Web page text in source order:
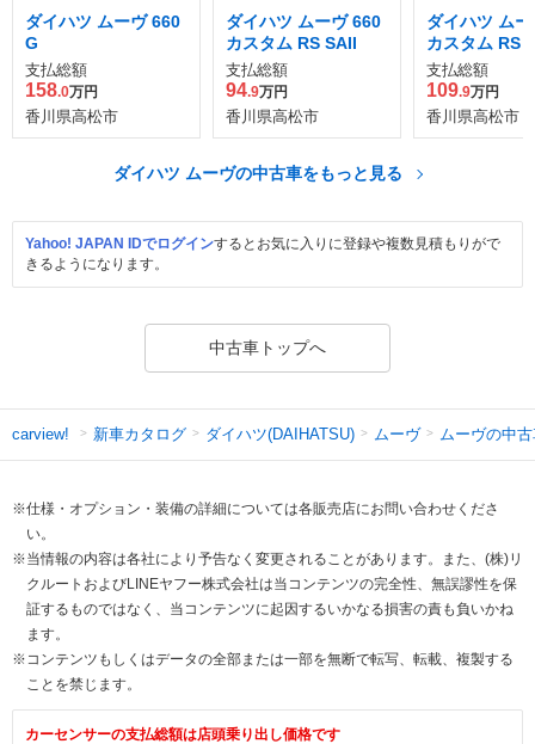
ダイハツ ムーヴ 660
G
支払総額
158.0万円
香川県高松市
ダイハツ ムーヴ 660
カスタム RS SAII
支払総額
94.9万円
香川県高松市
ダイハツ ム
カスタム RS
ー SAIII
支払総額
109.9万円
香川県高松市
ダイハツ ムーヴの中古車をもっと見る
Yahoo! JAPAN IDでログインするとお気に入りに登録や複数見積もりがで
きるようになります。
中古車トップへ
carview! 新車カタログ ダイハツ(DAIHATSU) ムーヴ ムーヴの中
※仕様・オプション・装備の詳細については各販売店にお問い合わせくださ
い。
※当情報の内容は各社により予告なく変更されることがあります。また、(株)リ
クルートおよびLINEヤフー株式会社は当コンテンツの完全性、無誤謬性を保
証するものではなく、当コンテンツに起因するいかなる損害の責も負いかね
ます。
※コンテンツもしくはデータの全部または一部を無断で転写、転載、複製する
ことを禁じます。
カーセンサーの支払総額は店頭乗り出し価格です